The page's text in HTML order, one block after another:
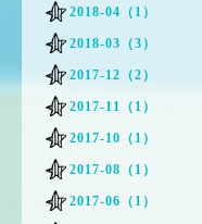
2018-04（1）
2018-03（3）
2017-12（2）
2017-11（1）
2017-10（1）
2017-08（1）
2017-06（1）